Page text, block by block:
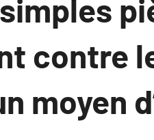
contre
moyen